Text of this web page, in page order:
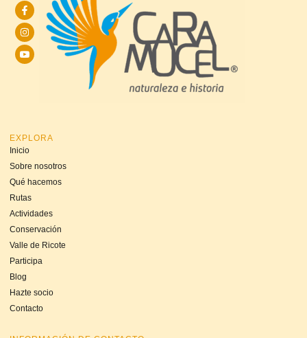
EXPLORA
Inicio
Sobre nosotros
Qué hacemos
Rutas
Actividades
Conservación
Valle de Ricote
Participa
Blog
Hazte socio
Contacto